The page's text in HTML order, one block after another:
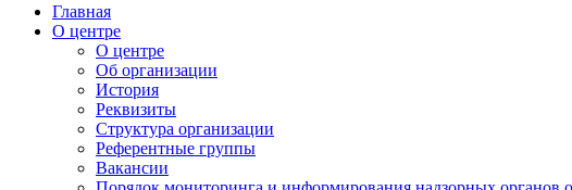
Главная
О центре
О центре
Об организации
История
Реквизиты
Структура организации
Референтные группы
Вакансии